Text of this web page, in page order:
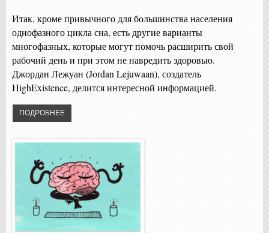
Итак, кроме привычного для большинства населения
однофазного цикла сна, есть другие варианты
многофазных, которые могут помочь расширить свой
рабочий день и при этом не навредить здоровью.
Джордан Лежуан (Jordan Lejuwaan), создатель
HighExistence, делится интересной информацией.
ПОДРОБНЕЕ